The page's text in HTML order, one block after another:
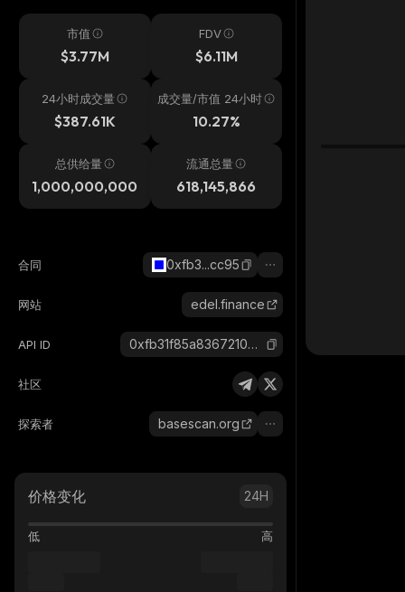
市值
$3.77M
FDV
$6.11M
24小时成交量
$387.61K
成交量/市值 24小时
10.27%
总供给量
1,000,000,000
流通总量
618,145,866
合同 0xfb3...cc95
网站 edel.finance
API ID 0xfb31f85a8367210b2e4ed2360d2da9dc2d2ccc95_base
社区
探索者 basescan.org
价格变化 24H
低 高